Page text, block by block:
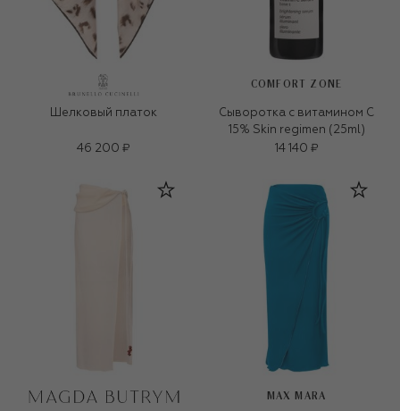
Шелковый платок
46 200 ₽
COMFORT ZONE
Сыворотка с витамином C
15% Skin regimen (25ml)
14 140 ₽
MAX MARA